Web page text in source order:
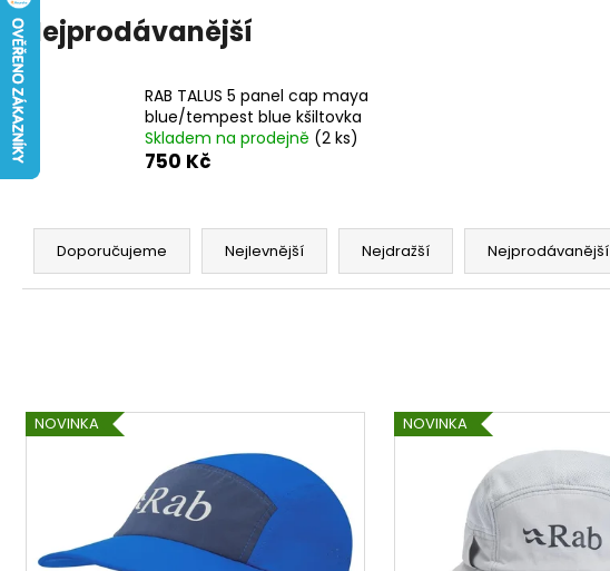
Nejprodávanější
RAB TALUS 5 panel cap maya
blue/tempest blue kšiltovka
Skladem na prodejně (2 ks)
750 Kč
Ř
z
r
Doporučujeme Nejlevnější Nejdražší Nejprodávanější
V
ý
p
NOVINKA NOVINKA